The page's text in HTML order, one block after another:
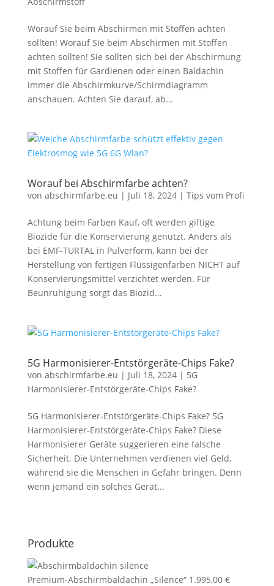
Worauf Sie beim Abschirmen mit Stoffen achten
sollten! Worauf Sie beim Abschirmen mit Stoffen
achten sollten! Sie sollten sich bei der Abschirmung
mit Stoffen für Gardienen oder einen Baldachin
immer die Abschirmkurve/Schirmdiagramm
anschauen. Achten Sie darauf, ab...
Worauf bei Abschirmfarbe achten?
von abschirmfarbe.eu | Juli 18, 2024| Tips vom Profi
Achtung beim Farben Kauf, oft werden giftige
Biozide für die Konservierung genutzt. Anders als
bei EMF-TURTAL in Pulverform, kann bei der
Herstellung von fertigen Flüssigenfarben NICHT auf
Konservierungsmittel verzichtet werden. Für
Beunruhigung sorgt das Biozid...
5G Harmonisierer-Entstörgeräte-Chips Fake?
von abschirmfarbe.eu | Juli 18, 2024| 5G
Harmonisierer-Entstörgeräte-Chips Fake?
5G Harmonisierer-Entstörgeräte-Chips Fake? 5G
Harmonisierer-Entstörgeräte-Chips Fake? Diese
Harmonisierer Geräte suggerieren eine falsche
Sicherheit. Die Unternehmen verdienen viel Geld,
während sie die Menschen in Gefahr bringen. Denn
wenn jemand ein solches Gerät...
Produkte
Premium-Abschirmbaldachin „Silence“ 1.995,00 €